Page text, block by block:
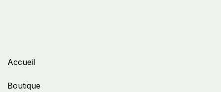
Accueil
Boutique